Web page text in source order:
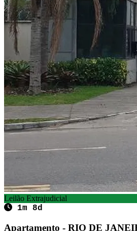
Leilão Extrajudicial
1m 8d
Apartamento - RIO DE